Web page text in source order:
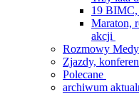
19 BIMC,
Maraton,
akcji
Rozmowy
Zjazdy,
Polecane
archiwum